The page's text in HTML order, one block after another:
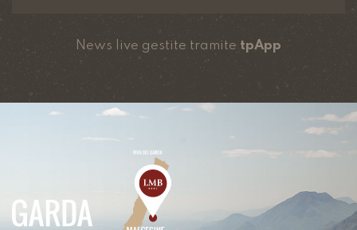
News live gestite tramite tpApp